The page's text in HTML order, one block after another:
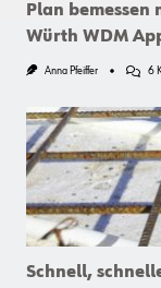
Plan
Würth WDM
Anna Pfeiffer 6
Schnell,